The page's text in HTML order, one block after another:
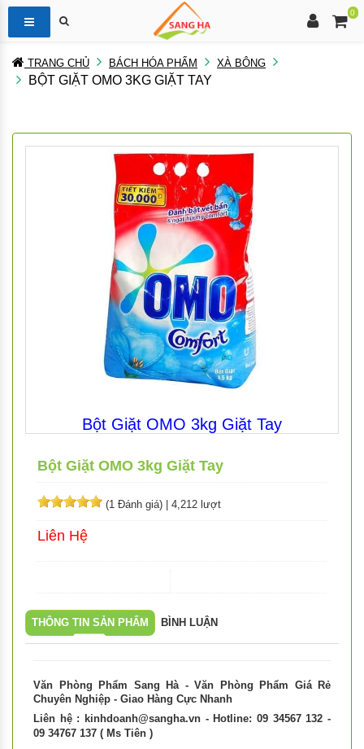
0
TRANG CHỦ BÁCH HÓA PHẨM XÀ BÔNG
BỘT GIẶT OMO 3KG GIẶT TAY
Bột Giặt OMO 3kg Giặt Tay
Bột Giặt OMO 3kg Giặt Tay
(1 Đánh giá) 4,212 lượt
Liên Hệ
THÔNG TIN SẢN PHẨM BÌNH LUẬN
Văn Phòng Phẩm Sang Hà - Văn Phòng Phẩm Giá Rẻ
Chuyên Nghiệp - Giao Hàng Cực Nhanh
Liên hệ : kinhdoanh@sangha.vn - Hotline: 09 34567 132 -
09 34767 137 ( Ms Tiên )